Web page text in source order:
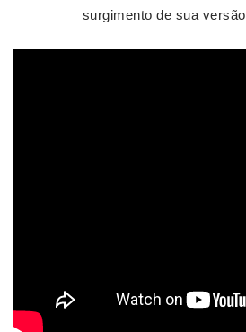
surgimento de sua versão